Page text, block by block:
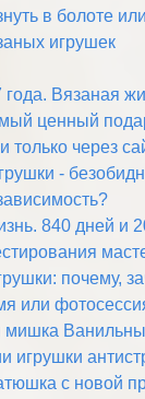
в болоте
игрушек
года. Вязаная
ценный
только через
-
840 дней и
почему,
или
мишка
игрушки
с новой